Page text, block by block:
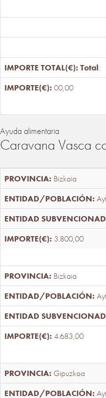
Total:
00,00
Ayuda alimentaria
Caravana Vasca
Bizkaia
3.800,00
Bizkaia
4.683,00
Gipuzkoa